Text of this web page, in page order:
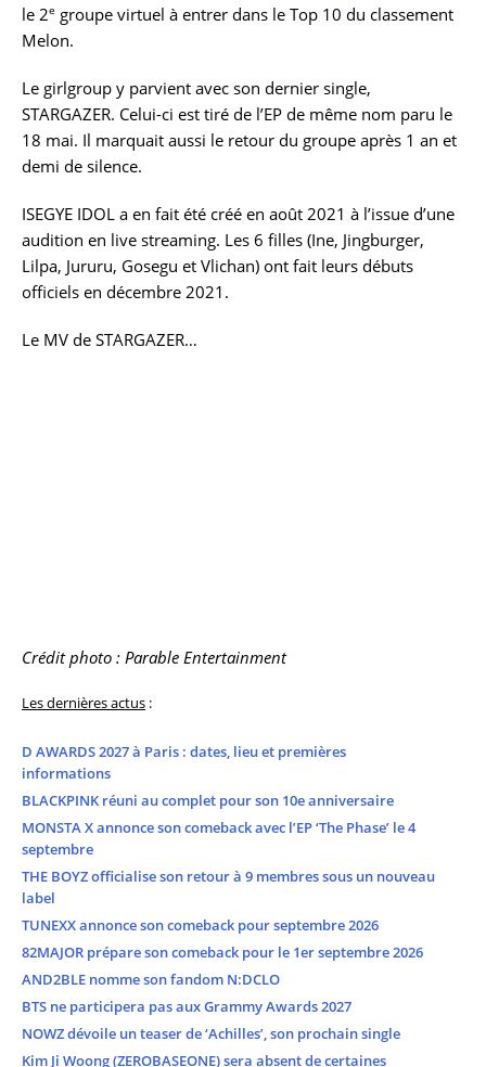
le 2e groupe virtuel à entrer dans le Top 10 du classement
Melon.
Le girlgroup y parvient avec son dernier single,
STARGAZER. Celui-ci est tiré de l’EP de même nom paru le
18 mai. Il marquait aussi le retour du groupe après 1 an et
demi de silence.
ISEGYE IDOL a en fait été créé en août 2021 à l’issue d’une
audition en live streaming. Les 6 filles (Ine, Jingburger,
Lilpa, Jururu, Gosegu et Vlichan) ont fait leurs débuts
officiels en décembre 2021.
Le MV de STARGAZER…
Crédit photo : Parable Entertainment
Les dernières actus :
D AWARDS 2027 à Paris : dates, lieu et premières
informations
BLACKPINK réuni au complet pour son 10e anniversaire
MONSTA X annonce son comeback avec l’EP ‘The Phase’ le 4
septembre
THE BOYZ officialise son retour à 9 membres sous un nouveau
label
TUNEXX annonce son comeback pour septembre 2026
82MAJOR prépare son comeback pour le 1er septembre 2026
AND2BLE nomme son fandom N:DCLO
BTS ne participera pas aux Grammy Awards 2027
NOWZ dévoile un teaser de ‘Achilles’, son prochain single
Kim Ji Woong (ZEROBASEONE) sera absent de certaines